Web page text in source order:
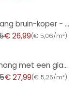
Bosbehang bruin-koper - vliesbehang met natuurmotief
€ 26,99(€ 5,06/m²)
Vliesbehang met een glanzende, grove structuur antraciet gipslook
€ 27,99(€ 5,25/m²)